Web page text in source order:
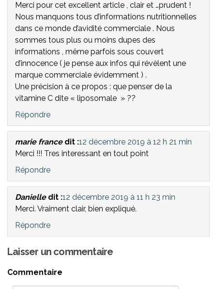
Merci pour cet excellent article , clair et …prudent !
Nous manquons tous d’informations nutritionnelles
dans ce monde d’avidité commerciale . Nous
sommes tous plus ou moins dupes des
informations , même parfois sous couvert
d’innocence ( je pense aux infos qui révèlent une
marque commerciale évidemment ) .
Une précision à ce propos : que penser de la
vitamine C dite « liposomale » ??
Répondre
marie france dit :12 décembre 2019 à 12 h 21 min
Merci !!! Tres interessant en tout point
Répondre
Danielle dit :12 décembre 2019 à 11 h 23 min
Merci. Vraiment clair, bien expliqué.
Répondre
Laisser un commentaire
Commentaire